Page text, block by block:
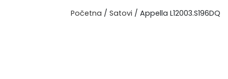
Početna / Satovi / Appella L12003.S196DQ